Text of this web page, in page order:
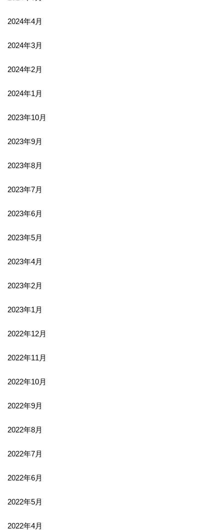
2024年4月
2024年3月
2024年2月
2024年1月
2023年10月
2023年9月
2023年8月
2023年7月
2023年6月
2023年5月
2023年4月
2023年2月
2023年1月
2022年12月
2022年11月
2022年10月
2022年9月
2022年8月
2022年7月
2022年6月
2022年5月
2022年4月